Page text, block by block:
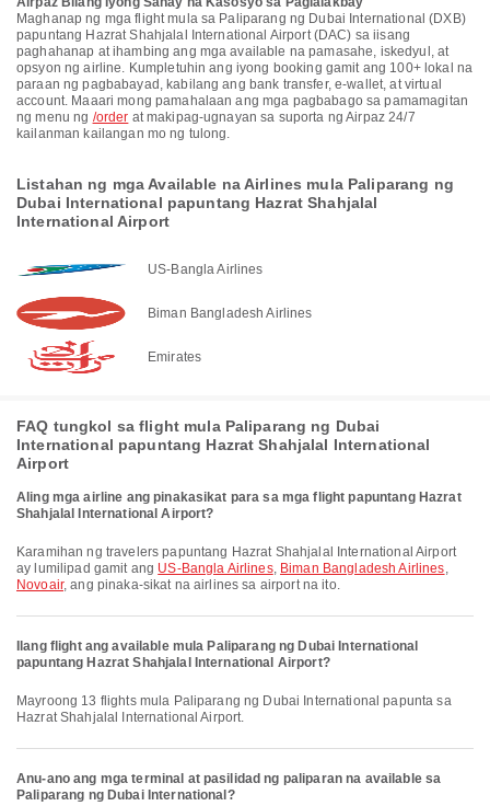
Maghanap ng mga flight mula sa Paliparang ng Dubai International (DXB)
papuntang Hazrat Shahjalal International Airport (DAC) sa iisang
paghahanap at ihambing ang mga available na pamasahe, iskedyul, at
opsyon ng airline. Kumpletuhin ang iyong booking gamit ang 100+ lokal na
paraan ng pagbabayad, kabilang ang bank transfer, e-wallet, at virtual
account. Maaari mong pamahalaan ang mga pagbabago sa pamamagitan
ng menu ng /order at makipag-ugnayan sa suporta ng Airpaz 24/7
kailanman kailangan mo ng tulong.
Listahan ng mga Available na Airlines mula Paliparang ng
Dubai International papuntang Hazrat Shahjalal
International Airport
US-Bangla Airlines
Biman Bangladesh Airlines
Emirates
FAQ tungkol sa flight mula Paliparang ng Dubai
International papuntang Hazrat Shahjalal International
Airport
Aling mga airline ang pinakasikat para sa mga flight papuntang Hazrat
Shahjalal International Airport?
Karamihan ng travelers papuntang Hazrat Shahjalal International Airport
ay lumilipad gamit ang US-Bangla Airlines, Biman Bangladesh Airlines,
Novoair, ang pinaka-sikat na airlines sa airport na ito.
Ilang flight ang available mula Paliparang ng Dubai International
papuntang Hazrat Shahjalal International Airport?
Mayroong 13 flights mula Paliparang ng Dubai International papunta sa
Hazrat Shahjalal International Airport.
Anu-ano ang mga terminal at pasilidad ng paliparan na available sa
Paliparang ng Dubai International?